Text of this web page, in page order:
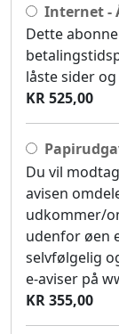
Internet -
Dette
låste sider og
KR 525,00
Du vil
avisen
udkommer/
udenfor øen
selvfølgelig
e-aviser på
KR 355,00